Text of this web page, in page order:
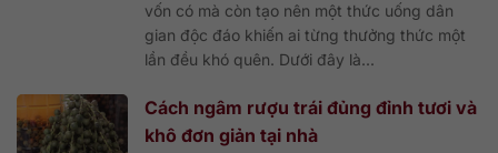
vốn có mà còn tạo nên một thức uống dân
gian độc đáo khiến ai từng thưởng thức một
lần đều khó quên. Dưới đây là...
Cách ngâm rượu trái đủng đỉnh tươi và
khô đơn giản tại nhà